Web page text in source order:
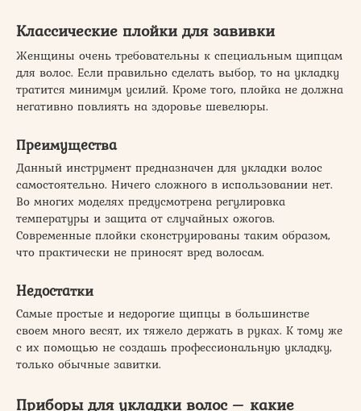
Классические плойки для завивки
Женщины очень требовательны к специальным щипцам
для волос. Если правильно сделать выбор, то на укладку
тратится минимум усилий. Кроме того, плойка не должна
негативно повлиять на здоровье шевелюры.
Преимущества
Данный инструмент предназначен для укладки волос
самостоятельно. Ничего сложного в использовании нет.
Во многих моделях предусмотрена регулировка
температуры и защита от случайных ожогов.
Современные плойки сконструированы таким образом,
что практически не приносят вред волосам.
Недостатки
Самые простые и недорогие щипцы в большинстве
своем много весят, их тяжело держать в руках. К тому же
с их помощью не создашь профессиональную укладку,
только обычные завитки.
Приборы для укладки волос – какие